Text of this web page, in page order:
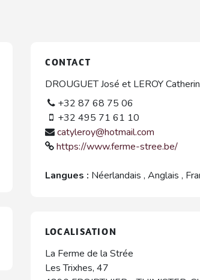
CONTACT
DROUGUET José et LEROY
+32 87 68 75 06
+32 495 71 61 10
catyleroy@hotmail.com
https://www.ferme-stree.be/
Langues : Néerlandais , Anglais ,
LOCALISATION
La Ferme de la Strée
Les Trixhes, 47